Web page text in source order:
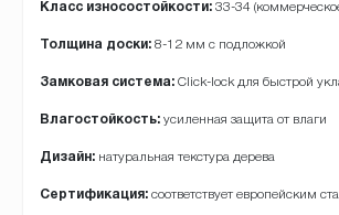
Класс износостойкости:33-34
Толщина доски:8-12 мм с подложкой
Замковая система:Click-lock для быстрой
Влагостойкость:усиленная защита от влаги
Дизайн:натуральная текстура дерева
Сертификация:соответствует европейским